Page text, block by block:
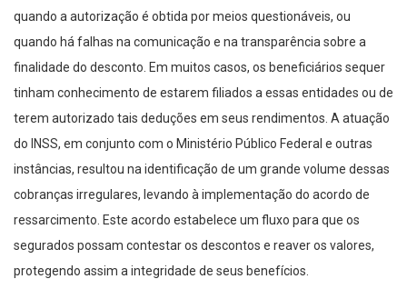
quando a autorização é obtida por meios questionáveis, ou
quando há falhas na comunicação e na transparência sobre a
finalidade do desconto. Em muitos casos, os beneficiários sequer
tinham conhecimento de estarem filiados a essas entidades ou de
terem autorizado tais deduções em seus rendimentos. A atuação
do INSS, em conjunto com o Ministério Público Federal e outras
instâncias, resultou na identificação de um grande volume dessas
cobranças irregulares, levando à implementação do acordo de
ressarcimento. Este acordo estabelece um fluxo para que os
segurados possam contestar os descontos e reaver os valores,
protegendo assim a integridade de seus benefícios.